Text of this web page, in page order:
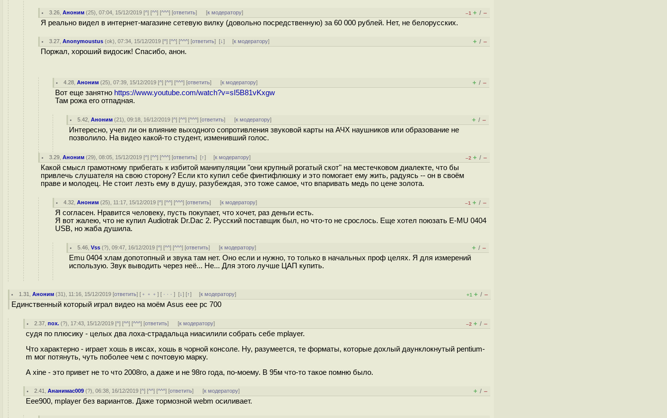
3.26 ,Аноним (25), 07:04, 15/12/2019 [^] [^^] [^^^] [ответить] [к модератору] –1 + / –
Я реально видел в интернет-магазине сетевую вилку (довольно посредственную) за 60 000 рублей. Нет, не белорусских.
3.27 ,Anonymoustus (ok), 07:34, 15/12/2019 [^] [^^] [^^^] [ответить][↓] [к модератору] + / –
Поржал, хороший видосик! Спасибо, анон.
4.28 ,Аноним (25), 07:39, 15/12/2019 [^] [^^] [^^^] [ответить] [к модератору] + / –
Вот еще занятно https://www.youtube.com/watch?v=sI5B81vKxgw
Там рожа его отпадная.
5.42 ,Аноним (21), 09:18, 16/12/2019 [^] [^^] [^^^] [ответить] [к модератору] + / –
Интересно, учел ли он влияние выходного сопротивления звуковой карты на АЧХ наушников или образование не
позволило. На видео какой-то студент, изменивший голос.
3.29 ,Аноним (29), 08:05, 15/12/2019 [^] [^^] [^^^] [ответить][↑] [к модератору] –2 + / –
Какой смысл грамотному прибегать к избитой манипуляции "они крупный рогатый скот" на местечковом диалекте, что бы
привлечь слушателя на свою сторону? Если кто купил себе финтифлюшку и это помогает ему жить, радуясь -- он в своём
праве и молодец. Не стоит лезть ему в душу, разубеждая, это тоже самое, что впаривать медь по цене золота.
4.32 ,Аноним (25), 11:17, 15/12/2019 [^] [^^] [^^^] [ответить] [к модератору] –1 + / –
Я согласен. Нравится человеку, пусть покупает, что хочет, раз деньги есть.
Я вот жалею, что не купил Audiotrak Dr.Dac 2. Русский поставщик был, но что-то не срослось. Еще хотел поюзать E-MU 0404
USB, но жаба душила.
5.46 ,Vss (?), 09:47, 16/12/2019 [^] [^^] [^^^] [ответить] [к модератору] + / –
Emu 0404 хлам допотопный и звука там нет. Оно если и нужно, то только в начальных проф целях. Я для измерений
использую. Звук выводить через неё... Не... Для этого лучше ЦАП купить.
1.31 ,Аноним (31), 11:16, 15/12/2019 [ответить] [ ﹢﹢﹢] [ · · ·][↓] [↑] [к модератору] +1 + / –
Единственный который играл видео на моём Asus eee pc 700
2.37 ,пох. (?), 17:43, 15/12/2019 [^] [^^] [^^^] [ответить] [к модератору] –2 + / –
судя по плюсику - целых два лоха-страдальца ниасилили собрать себе mplayer.
Что характерно - играет хошь в иксах, хошь в чорной консоле. Ну, разумеется, те форматы, которые дохлый даунклокнутый pentium-
m мог потянуть, чуть поболее чем с почтовую марку.
А xine - это привет не то что 2008го, а даже и не 98го года, по-моему. В 95м что-то такое помню было.
2.41 ,Ананимас009 (?), 06:38, 16/12/2019 [^] [^^] [^^^] [ответить] [к модератору] + / –
Еее900, mplayer без вариантов. Даже тормозной webm осиливает.